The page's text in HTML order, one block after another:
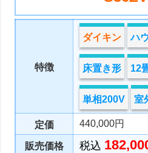
特徴
ダイキン ハ
床置き形 12
単相200V 室
定価 440,000円
販売価格 税込